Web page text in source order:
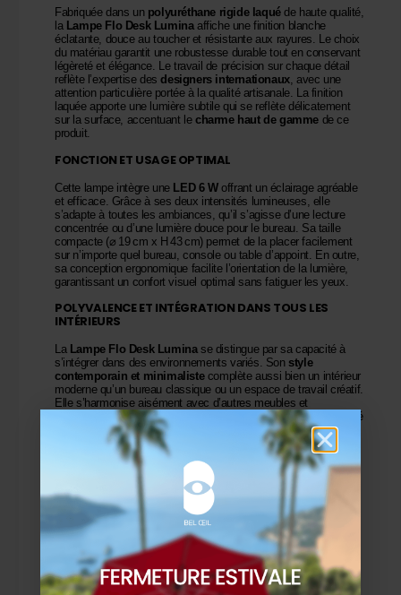
Fabriquée dans un polyuréthane rigide laquéde haute qualité,
la Lampe Flo Desk Luminaaffiche une finition blanche
éclatante, douce au toucher et résistante aux rayures. Le choix
du matériau garantit une robustesse durable tout en conservant
légèreté et élégance. Le travail de précision sur chaque détail
reflète l’expertise desdesigners internationaux, avec une
attention particulière portée à la qualité artisanale. La finition
laquée apporte une lumière subtile qui se reflète délicatement
sur la surface, accentuant lecharme haut de gamme de ce
produit.
FONCTION ET USAGE OPTIMAL
Cette lampe intègre une LED 6 Woffrant un éclairage agréable
et efficace. Grâce à ses deux intensités lumineuses, elle
s’adapte à toutes les ambiances, qu’il s’agisse d’une lecture
concentrée ou d’une lumière douce pour le bureau. Sa taille
compacte (⌀ 19 cm x H 43 cm) permet de la placer facilement
sur n’importe quel bureau, console ou table d’appoint. En outre,
sa conception ergonomique facilite l’orientation de la lumière,
garantissant un confort visuel optimal sans fatiguer les yeux.
POLYVALENCE ET INTÉGRATION DANS TOUS LES
INTÉRIEURS
La Lampe Flo Desk Luminase distingue par sa capacité à
s’intégrer dans des environnements variés. Son style
contemporain et minimalistecomplète aussi bien un intérieur
moderne qu’un bureau classique ou un espace de travail créatif.
Elle s’harmonise aisément avec d’autres meubles et
accessoires, et son coloris blanc universel renforce sa flexibilité
décorative. Ainsi, elle devient un élément central du design
intérieur, attirant l’attention sans dominer l’espace.
PHILOSOPHIE ET VISION DU DESIGNER
Conçue par FOSTER + PARTNERS
, cette lampe reflète la
designer
: allier fonctionnalité, esthétique et
innovation technologique. Chaque détail, du choix des
matériaux à la technologie LED, exprime l’attention portée à
l’expérience utilisateur. La
Lampe Flo Desk Luminatraduit
également l’approche du
luxe contemporain, où simplicité et
sophistication se rencontrent. Elle illustre parfaitement
l’engagement de la marque à créer des produits durables et